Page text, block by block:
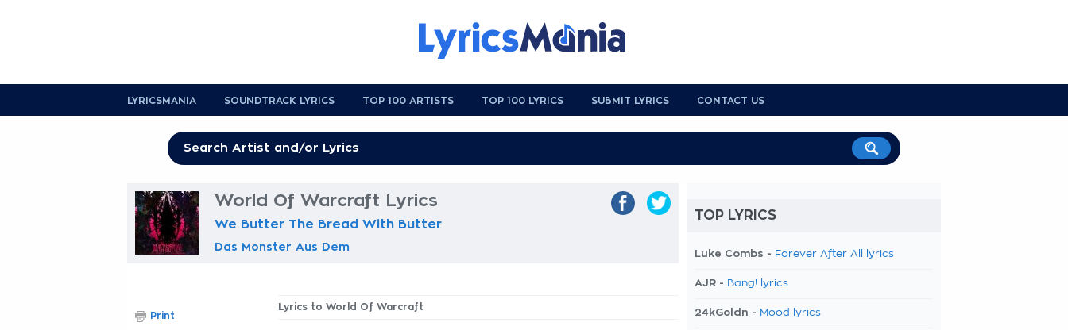
LYRICSMANIA SOUNDTRACK LYRICS TOP 100 ARTISTS TOP 100 LYRICS SUBMIT LYRICS CONTACT US
World Of Warcraft Lyrics
We Butter The Bread With Butter
Das Monster Aus Dem
Lyrics to World Of Warcraft
Print
TOP LYRICS
Luke Combs - Forever After All lyrics
AJR - Bang! lyrics
24kGoldn - Mood lyrics